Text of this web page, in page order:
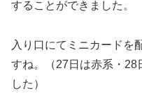
することができました。
入り口にてミニカードを
すね。（27日は赤系・28
した）